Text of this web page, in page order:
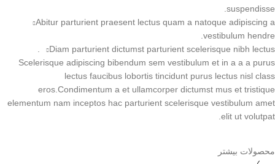
suspendisse.
Abitur parturient praesent lectus quam a natoque adipiscing a
vestibulum hendre.
Diam parturient dictumst parturient scelerisque nibh lectus.
Scelerisque adipiscing bibendum sem vestibulum et in a a a purus
lectus faucibus lobortis tincidunt purus lectus nisl class
eros.Condimentum a et ullamcorper dictumst mus et tristique
elementum nam inceptos hac parturient scelerisque vestibulum amet
elit ut volutpat.
محصولات بیشتر